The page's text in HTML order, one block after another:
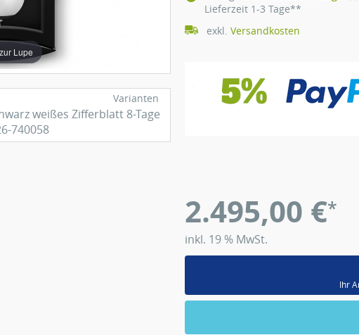
Lupe
Varianten
Lieferzeit 1-3 Tage**
exkl. Versandkosten
2.495,00 €*
inkl. 19 % MwSt.
Ihr